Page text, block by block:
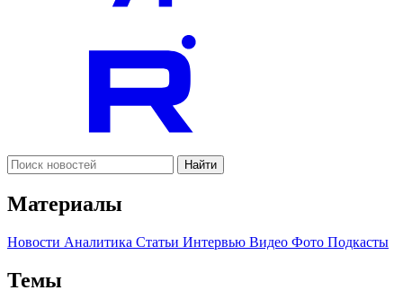
Найти
Материалы
Новости Аналитика Статьи Интервью Видео Фото Подкасты
Темы